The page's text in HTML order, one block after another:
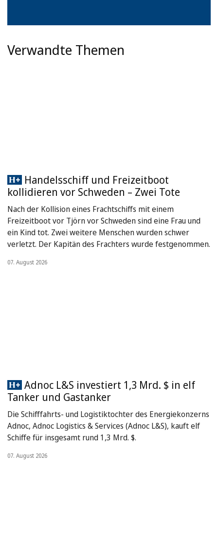
Verwandte Themen
Handelsschiff und Freizeitboot
kollidieren vor Schweden – Zwei Tote
Nach der Kollision eines Frachtschiffs mit einem
Freizeitboot vor Tjörn vor Schweden sind eine Frau und
ein Kind tot. Zwei weitere Menschen wurden schwer
verletzt. Der Kapitän des Frachters wurde festgenommen.
07. August 2026
Adnoc L&S investiert 1,3 Mrd. $ in elf
Tanker und Gastanker
Die Schifffahrts- und Logistiktochter des Energiekonzerns
Adnoc, Adnoc Logistics & Services (Adnoc L&S), kauft elf
Schiffe für insgesamt rund 1,3 Mrd. $.
07. August 2026